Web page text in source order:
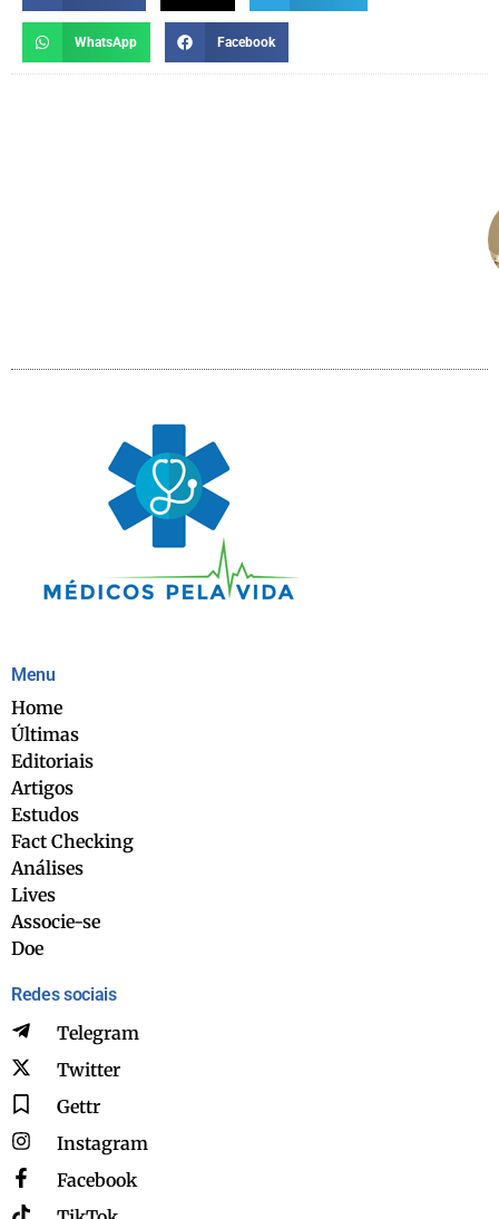
WhatsApp Facebook
Menu
Home
Últimas
Editoriais
Artigos
Estudos
Fact Checking
Análises
Lives
Associe-se
Doe
Redes sociais
Telegram
Twitter
Gettr
Instagram
Facebook